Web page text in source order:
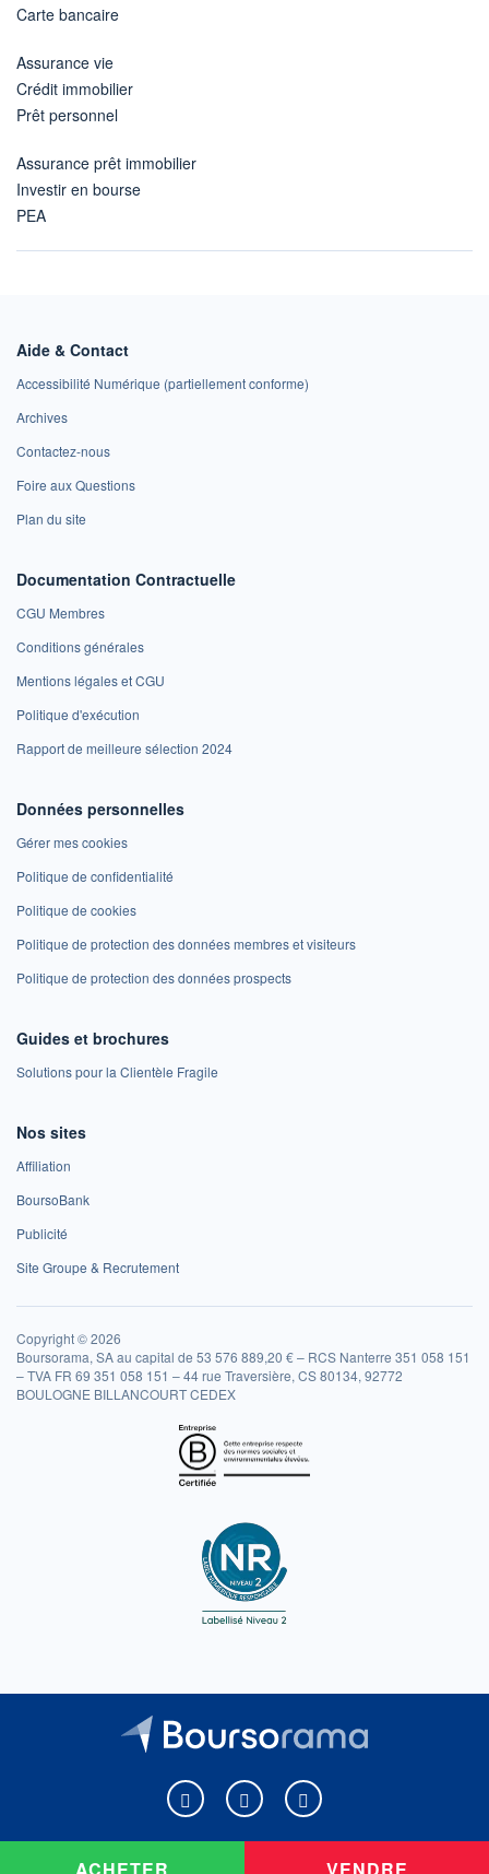
ACHETER VENDRE
Carte bancaire
Assurance vie
Crédit immobilier
Prêt personnel
Assurance prêt immobilier
Investir en bourse
PEA
Aide & Contact
Accessibilité Numérique (partiellement conforme)
Archives
Contactez-nous
Foire aux Questions
Plan du site
Documentation Contractuelle
CGU Membres
Conditions générales
Mentions légales et CGU
Politique d'exécution
Rapport de meilleure sélection 2024
Données personnelles
Gérer mes cookies
Politique de confidentialité
Politique de cookies
Politique de protection des données membres et visiteurs
Politique de protection des données prospects
Guides et brochures
Solutions pour la Clientèle Fragile
Nos sites
Affiliation
BoursoBank
Publicité
Site Groupe & Recrutement
Copyright © 2026
Boursorama, SA au capital de 53 576 889,20 € – RCS Nanterre 351 058 151
– TVA FR 69 351 058 151 – 44 rue Traversière, CS 80134, 92772
BOULOGNE BILLANCOURT CEDEX
Boursorama sur Facebook
Boursorama sur XBoursorama sur